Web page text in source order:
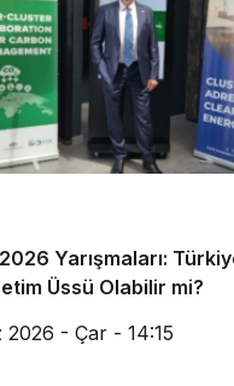
Yarışmaları:
Üssü Olabilir mi?
2026 - Çar - 14:15